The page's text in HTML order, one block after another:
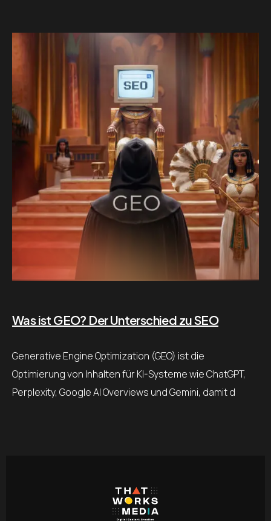
Was ist GEO? Der Unterschied zu SEO
Generative Engine Optimization (GEO) ist die
Optimierung von Inhalten für KI-Systeme wie ChatGPT,
Perplexity, Google AI Overviews und Gemini, damit d